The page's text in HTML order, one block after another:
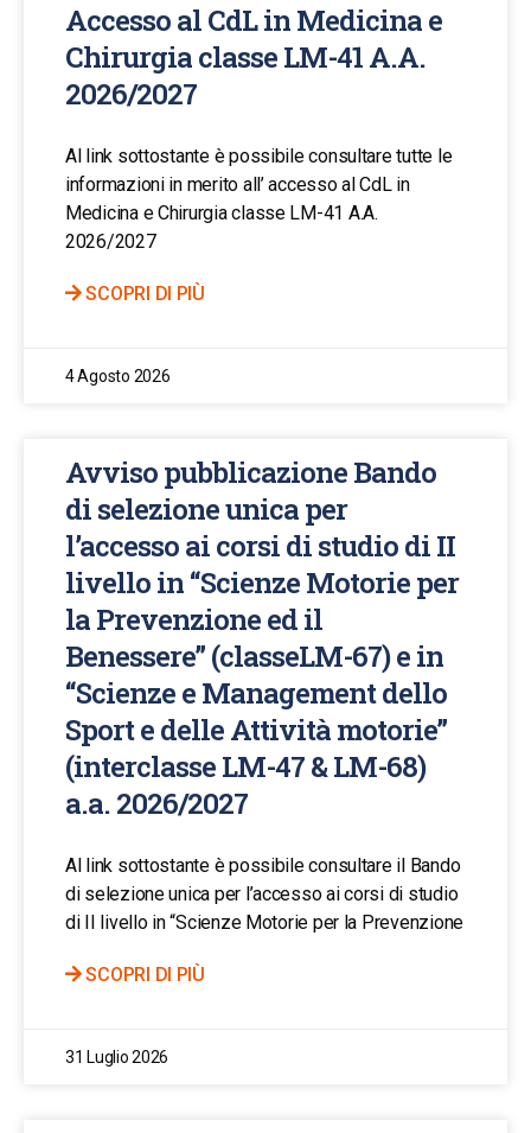
Accesso al CdL in Medicina e
Chirurgia classe LM-41 A.A.
2026/2027
Al link sottostante è possibile consultare tutte le
informazioni in merito all’ accesso al CdL in
Medicina e Chirurgia classe LM-41 A.A.
2026/2027
SCOPRI DI PIÙ
4 Agosto 2026
Avviso pubblicazione Bando
di selezione unica per
l’accesso ai corsi di studio di II
livello in “Scienze Motorie per
la Prevenzione ed il
Benessere” (classeLM-67) e in
“Scienze e Management dello
Sport e delle Attività motorie”
(interclasse LM-47 & LM-68)
a.a. 2026/2027
Al link sottostante è possibile consultare il Bando
di selezione unica per l’accesso ai corsi di studio
di II livello in “Scienze Motorie per la Prevenzione
SCOPRI DI PIÙ
31 Luglio 2026